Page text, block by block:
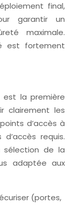
final,
garantir un
maximale.
est fortement
est la première
clairement les
d’accès à
requis.
de la
adaptée aux
(portes,